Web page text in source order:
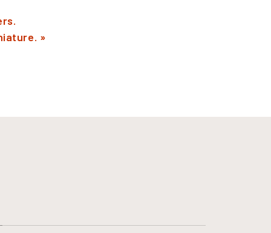
»